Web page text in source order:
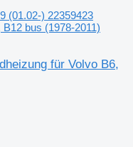
(01.02-) 22359423
bus (1978-2011)
für Volvo B6,